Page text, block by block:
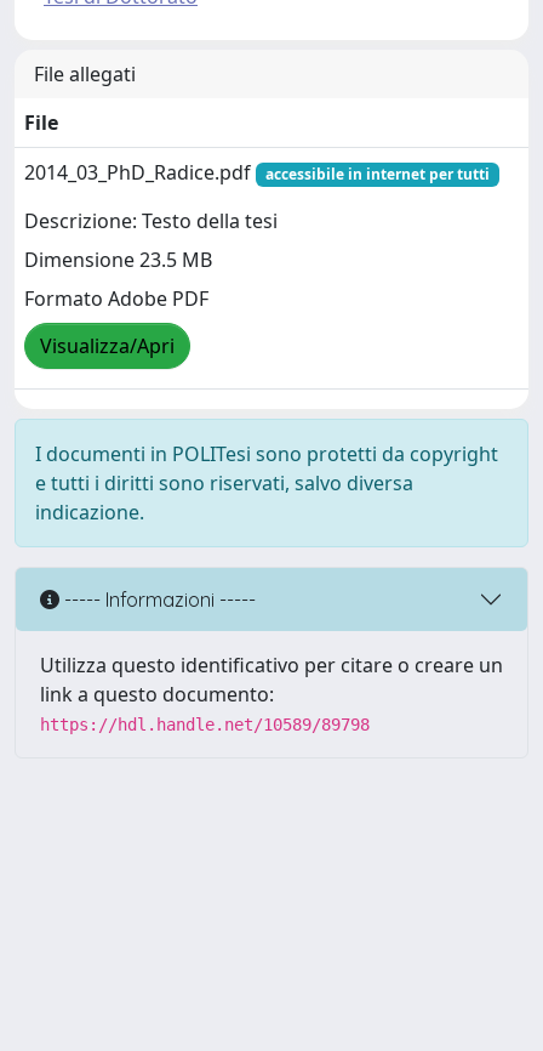
File allegati
File
2014_03_PhD_Radice.pdf
accessibile in internet per tutti
Descrizione: Testo della tesi
Dimensione 23.5 MB
Formato Adobe PDF
Visualizza/Apri
I documenti in POLITesi sono protetti da copyright
e tutti i diritti sono riservati, salvo diversa
indicazione.
----- Informazioni -----
Utilizza questo identificativo per citare o creare un
link a questo documento:
https://hdl.handle.net/10589/89798